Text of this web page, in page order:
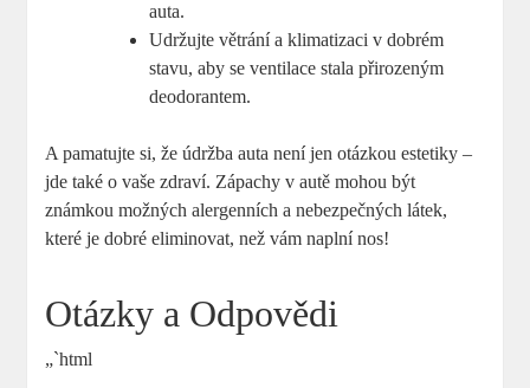
auta.
Udržujte větrání a klimatizaci v dobrém
stavu, aby se ventilace stala přirozeným
deodorantem.
A pamatujte si, že údržba auta není jen otázkou estetiky –
jde také o vaše zdraví. Zápachy v autě mohou být
známkou možných alergenních a nebezpečných látek,
které je dobré eliminovat, než vám naplní nos!
Otázky a Odpovědi
„`html